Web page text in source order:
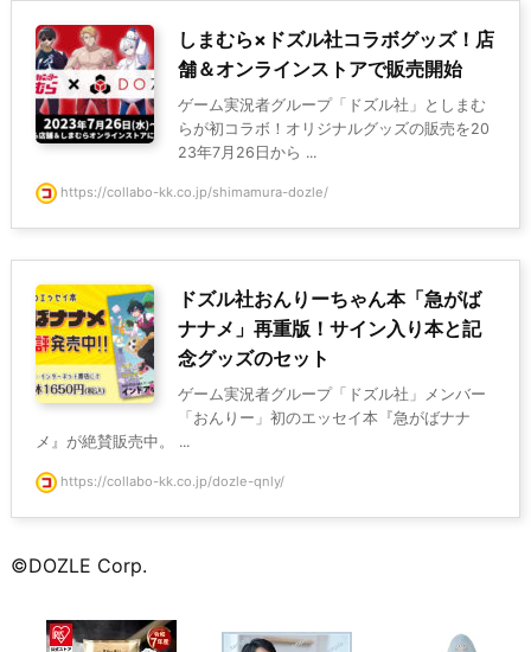
しまむら×ドズル社コラボグッズ！店
舗＆オンラインストアで販売開始
ゲーム実況者グループ「ドズル社」としまむ
らが初コラボ！オリジナルグッズの販売を20
23年7月26日から ...
https://collabo-kk.co.jp/shimamura-dozle/
ドズル社おんりーちゃん本「急がば
ナナメ」再重版！サイン入り本と記
念グッズのセット
ゲーム実況者グループ「ドズル社」メンバー
「おんりー」初のエッセイ本『急がばナナ
メ』が絶賛販売中。 ...
https://collabo-kk.co.jp/dozle-qnly/
©DOZLE Corp.